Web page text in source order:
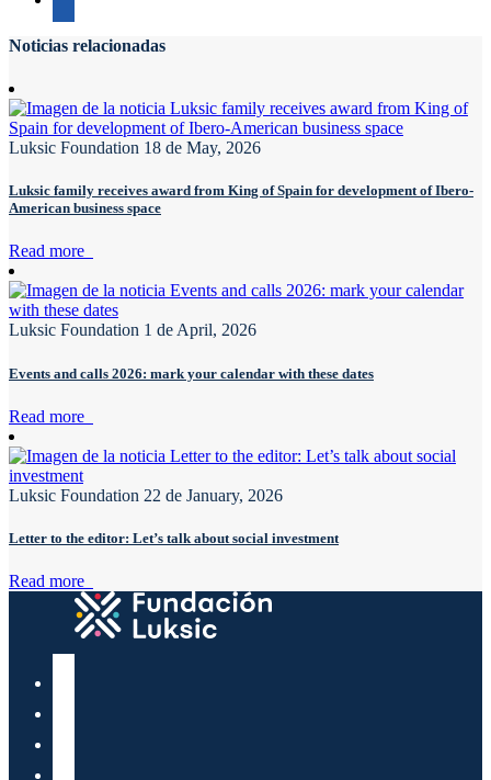
Noticias relacionadas
Luksic Foundation 18 de May, 2026
Luksic family receives award from King of Spain for development of Ibero-
American business space
Read more
Luksic Foundation 1 de April, 2026
Events and calls 2026: mark your calendar with these dates
Read more
Luksic Foundation 22 de January, 2026
Letter to the editor: Let’s talk about social investment
Read more